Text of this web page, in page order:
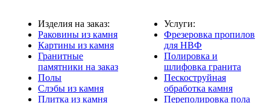
Изделия на заказ:
Раковины из камня
Картины из камня
Гранитные
памятники на заказ
Полы
Слэбы из камня
Плитка из камня
Услуги:
Фрезеровка пропилов
для НВФ
Полировка и
шлифовка гранита
Пескоструйная
обработка камня
Переполировка пола